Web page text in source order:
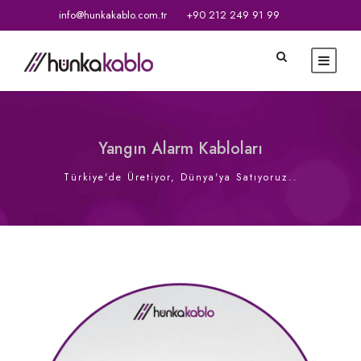
info@hunkakablo.com.tr +90 212 249 91 99
Yangın Alarm Kabloları
Türkiye'de Üretiyor, Dünya'ya Satıyoruz..